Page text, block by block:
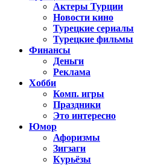
Актеры Турции
Новости кино
Турецкие сериалы
Турецкие фильмы
Финансы
Деньги
Реклама
Хобби
Комп. игры
Праздники
Это интересно
Юмор
Афоризмы
Зигзаги
Курьёзы